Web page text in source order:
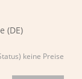
(DE)
keine Preise